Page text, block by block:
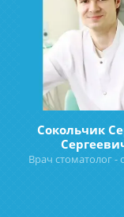
Сокольчик
Врач стоматолог -